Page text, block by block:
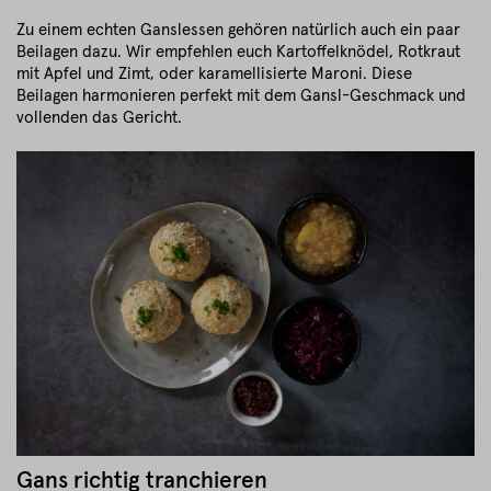
Zu einem echten Ganslessen gehören natürlich auch ein paar
Beilagen dazu. Wir empfehlen euch Kartoffelknödel, Rotkraut
mit Apfel und Zimt, oder karamellisierte Maroni. Diese
Beilagen harmonieren perfekt mit dem Gansl-Geschmack und
vollenden das Gericht.
Gans richtig tranchieren